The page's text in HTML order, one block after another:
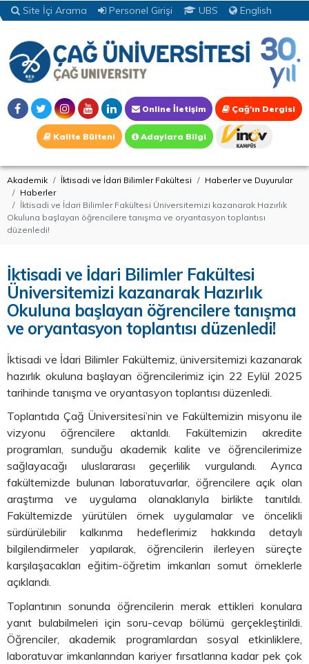
Site İçi Arama Personel Girişi UBS English
Online İletişim Çağ'ın Dergisi
Kalite Bülteni Adaylara Bilgi
Akademik İktisadi ve İdari Bilimler Fakültesi
Haberler ve Duyurular
Haberler
İktisadi ve İdari Bilimler Fakültesi Üniversitemizi kazanarak Hazırlık
Okuluna başlayan öğrencilere tanışma ve oryantasyon toplantısı
düzenledi!
İktisadi ve İdari Bilimler Fakültesi
Üniversitemizi kazanarak Hazırlık
Okuluna başlayan öğrencilere tanışma
ve oryantasyon toplantısı düzenledi!
İktisadi ve İdari Bilimler Fakültemiz, üniversitemizi kazanarak
hazırlık okuluna başlayan öğrencilerimiz için 22 Eylül 2025
tarihinde tanışma ve oryantasyon toplantısı düzenledi.
Toplantıda Çağ Üniversitesi’nin ve Fakültemizin misyonu ile
vizyonu öğrencilere aktarıldı. Fakültemizin akredite
programları, sunduğu akademik kalite ve öğrencilerimize
sağlayacağı uluslararası geçerlilik vurgulandı. Ayrıca
fakültemizde bulunan laboratuvarlar, öğrencilere açık olan
araştırma ve uygulama olanaklarıyla birlikte tanıtıldı.
Fakültemizde yürütülen örnek uygulamalar ve öncelikli
sürdürülebilir kalkınma hedeflerimiz hakkında detaylı
bilgilendirmeler yapılarak, öğrencilerin ilerleyen süreçte
karşılaşacakları eğitim-öğretim imkanları somut örneklerle
açıklandı.
Toplantının sonunda öğrencilerin merak ettikleri konulara
yanıt bulabilmeleri için soru-cevap bölümü gerçekleştirildi.
Öğrenciler, akademik programlardan sosyal etkinliklere,
laboratuvar imkanlarından kariyer fırsatlarına kadar pek çok